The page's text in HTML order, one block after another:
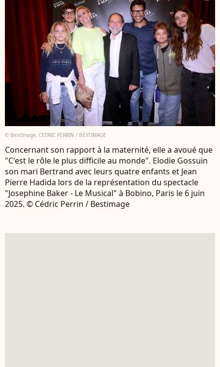
© BestImage, CEDRIC PERRIN / BESTIMAGE
Concernant son rapport à la maternité, elle a avoué que
"C'est le rôle le plus difficile au monde". Elodie Gossuin
son mari Bertrand avec leurs quatre enfants et Jean
Pierre Hadida lors de la représentation du spectacle
"Josephine Baker - Le Musical" à Bobino, Paris le 6 juin
2025. © Cédric Perrin / Bestimage